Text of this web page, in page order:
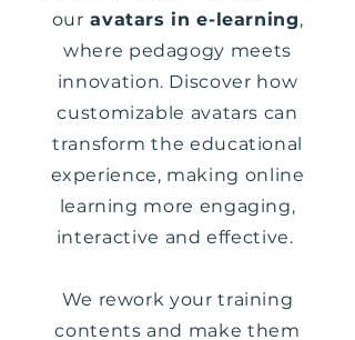
our avatars in e-learning,
where pedagogy meets
innovation. Discover how
customizable avatars can
transform the educational
experience, making online
learning more engaging,
interactive and effective.
We rework your training
contents and make them